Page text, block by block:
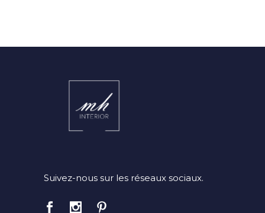
Suivez-nous sur les réseaux sociaux.